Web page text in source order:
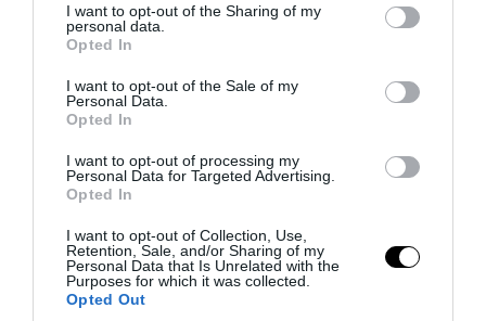
not limited to your visit or usage behaviour. You may click to
grant or deny consent to Google and its third-party tags to
use your data for below specified purposes in below Google
consent section.
I want to opt-out of the Sharing of my
personal data.
Opted In
I want to opt-out of the Sale of my
Personal Data.
Opted In
I want to opt-out of processing my
Personal Data for Targeted Advertising.
Opted In
I want to opt-out of Collection, Use,
Retention, Sale, and/or Sharing of my
Personal Data that Is Unrelated with the
Purposes for which it was collected.
Opted Out
PRONEWS.GR /ΑΓΡΙΑ ΖΩΗ
Ινδικός Ωκεανός: Συγκλονίζει βίντεο με
το πένθος θηλυκού δελφινιού: Κουβαλά
επί μέρες το νεκρό μικρό της!
04.08.2026 | 10:34